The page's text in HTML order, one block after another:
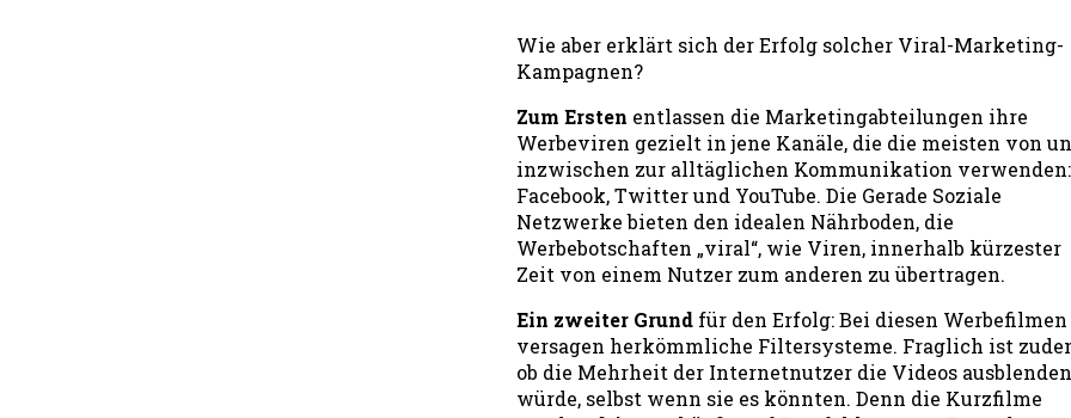
Wie aber erklärt sich der Erfolg solcher Viral-Marketing-
Kampagnen?
Zum Ersten entlassen die Marketingabteilungen ihre
Werbeviren gezielt in jene Kanäle, die die meisten von
inzwischen zur alltäglichen Kommunikation verwenden:
Facebook, Twitter und YouTube. Die Gerade Soziale
Netzwerke bieten den idealen Nährboden, die
Werbebotschaften „viral“, wie Viren, innerhalb kürzester
Zeit von einem Nutzer zum anderen zu übertragen.
Ein zweiter Grund für den Erfolg: Bei diesen Werbefilmen
versagen herkömmliche Filtersysteme. Fraglich ist
ob die Mehrheit der Internetnutzer die Videos ausblenden
würde, selbst wenn sie es könnten. Denn die Kurzfilme